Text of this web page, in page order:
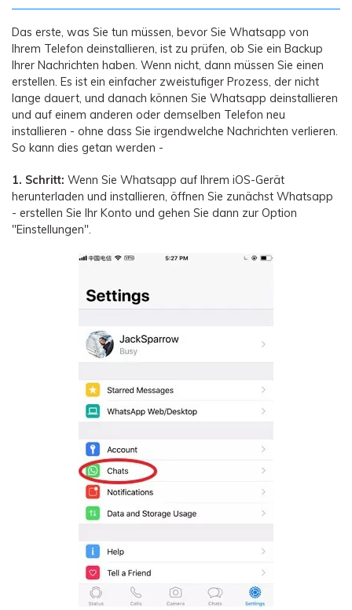
Das erste, was Sie tun müssen, bevor Sie Whatsapp von
Ihrem Telefon deinstallieren, ist zu prüfen, ob Sie ein Backup
Ihrer Nachrichten haben. Wenn nicht, dann müssen Sie einen
erstellen. Es ist ein einfacher zweistufiger Prozess, der nicht
lange dauert, und danach können Sie Whatsapp deinstallieren
und auf einem anderen oder demselben Telefon neu
installieren - ohne dass Sie irgendwelche Nachrichten verlieren.
So kann dies getan werden -
1. Schritt: Wenn Sie Whatsapp auf Ihrem iOS-Gerät
herunterladen und installieren, öffnen Sie zunächst Whatsapp
- erstellen Sie Ihr Konto und gehen Sie dann zur Option
"Einstellungen".